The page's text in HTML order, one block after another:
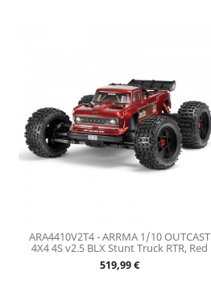
ARA4410V2T4 - ARRMA 1/10 OUTCAST
4X4 4S v2.5 BLX Stunt Truck RTR, Red
Prix
519,99 €